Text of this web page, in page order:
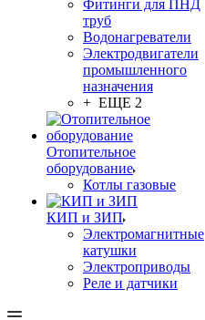
Фитинги для ПНД
труб
Водонагреватели
Электродвигатели
промышленного
назначения
+ ЕЩЕ 2
Отопительное
оборудование
Котлы газовые
КИП и ЗИП
Электромагнитные
катушки
Электроприводы
Реле и датчики